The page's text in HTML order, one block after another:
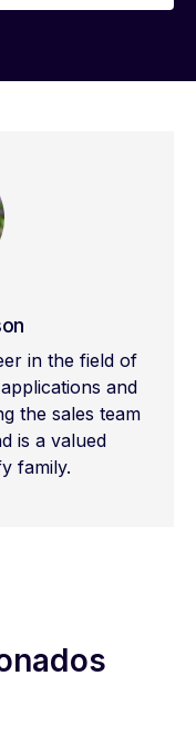
in the field of
and
the sales team
is a valued
family.